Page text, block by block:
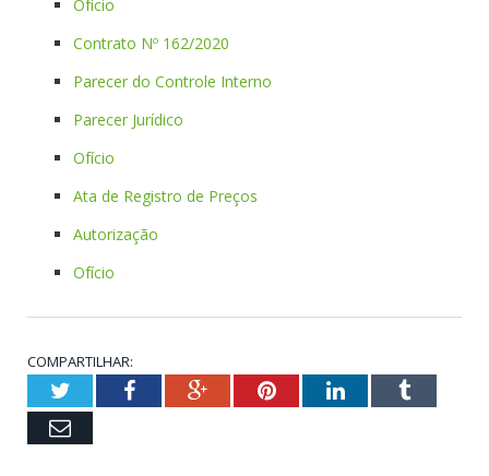
Ofício
Contrato Nº 162/2020
Parecer do Controle Interno
Parecer Jurídico
Ofício
Ata de Registro de Preços
Autorização
Ofício
COMPARTILHAR:
TwitterFacebookGoogle+PinterestLinkedInTumblr
Email